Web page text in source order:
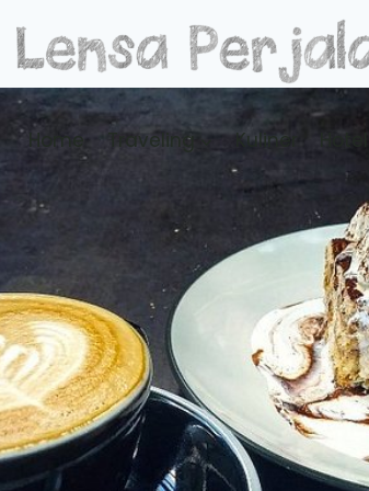
Home Traveling Kuliner Hotel